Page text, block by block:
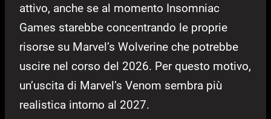
attivo, anche se al momento Insomniac
Games starebbe concentrando le proprie
risorse su Marvel’s Wolverine che potrebbe
uscire nel corso del 2026. Per questo motivo,
un’uscita di Marvel’s Venom sembra più
realistica intorno al 2027.